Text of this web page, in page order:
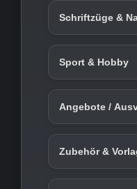
Schriftzüge &
Sport & Hobby
Angebote /
Zubehör &